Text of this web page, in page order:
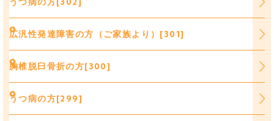
広汎性発達障害の方（ご家族より）[301]
胸椎脱臼骨折の方[300]
うつ病の方[299]